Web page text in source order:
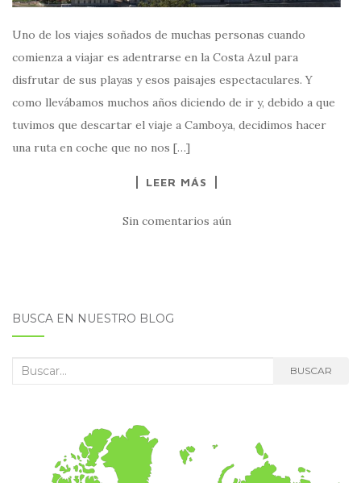
Uno de los viajes soñados de muchas personas cuando
comienza a viajar es adentrarse en la Costa Azul para
disfrutar de sus playas y esos paisajes espectaculares. Y
como llevábamos muchos años diciendo de ir y, debido a que
tuvimos que descartar el viaje a Camboya, decidimos hacer
una ruta en coche que no nos […]
LEER MÁS
Sin comentarios aún
BUSCA EN NUESTRO BLOG
Buscar: BUSCAR